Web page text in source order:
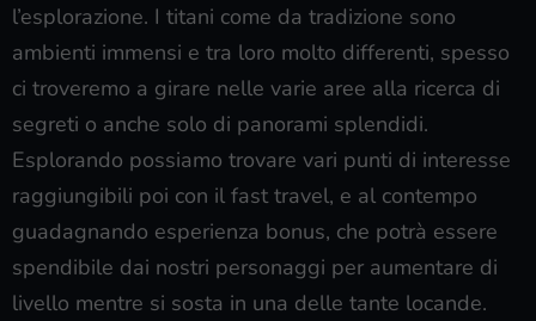
l’esplorazione. I titani come da tradizione sono
ambienti immensi e tra loro molto differenti, spesso
ci troveremo a girare nelle varie aree alla ricerca di
segreti o anche solo di panorami splendidi.
Esplorando possiamo trovare vari punti di interesse
raggiungibili poi con il fast travel, e al contempo
guadagnando esperienza bonus, che potrà essere
spendibile dai nostri personaggi per aumentare di
livello mentre si sosta in una delle tante locande.